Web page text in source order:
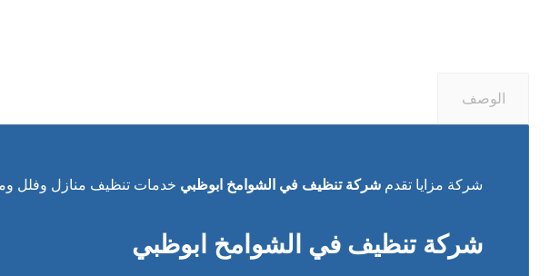
الوصف
شركة مزايا تقدم شركة تنظيف في الشوامخ ابوظبي خدمات تنظيف منازل وفلل
شركة تنظيف في الشوامخ ابوظبي